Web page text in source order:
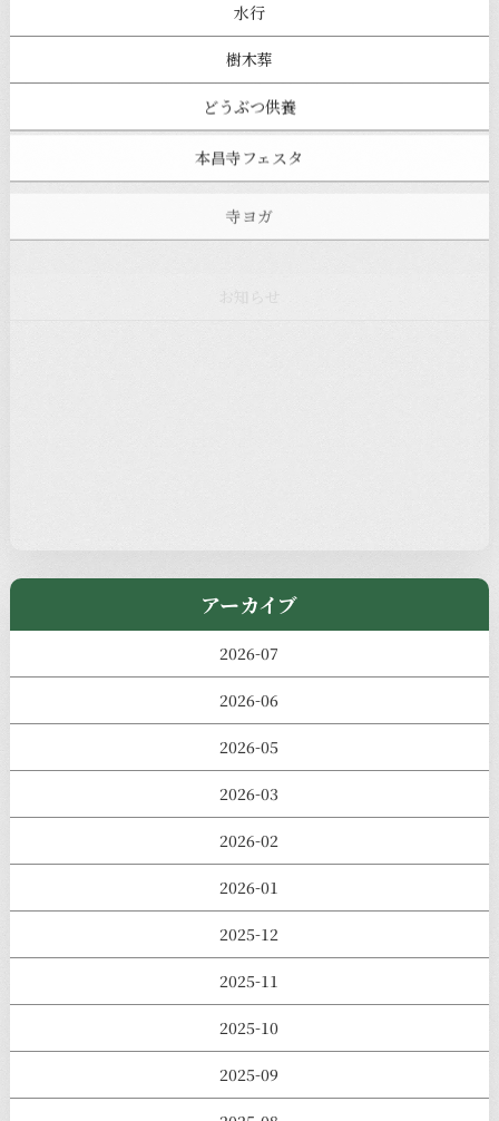
水行
樹木葬
どうぶつ供養
本昌寺フェスタ
お知らせ
注目の記事
アーカイブ
2026-07
2026-06
2026-05
2026-03
2026-02
2026-01
2025-12
2025-11
2025-10
2025-09